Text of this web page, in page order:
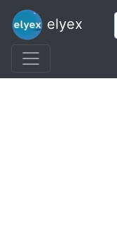
elyex